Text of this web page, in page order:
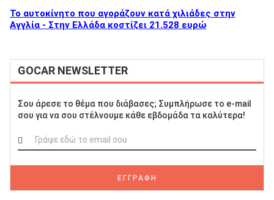
To αυτοκίνητο που αγοράζουν κατά χιλιάδες στην
Αγγλία - Στην Ελλάδα κοστίζει 21.528 ευρώ
GOCAR NEWSLETTER
Σου άρεσε το θέμα που διάβασες; Συμπλήρωσε το e-mail
σου για να σου στέλνουμε κάθε εβδομάδα τα καλύτερα!
ΕΓΓΡΑΦΗ